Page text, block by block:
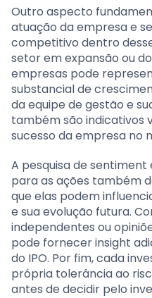
Outro aspecto
atuação da empresa e
competitivo dentro
setor em expansão ou
empresas pode
substancial de
da equipe de gestão e
também são indicativos
sucesso da empresa no
A pesquisa de
para as ações também
que elas podem
e sua evolução futura.
independentes ou
pode fornecer insight
do IPO. Por fim, cada
própria tolerância ao
antes de decidir pelo